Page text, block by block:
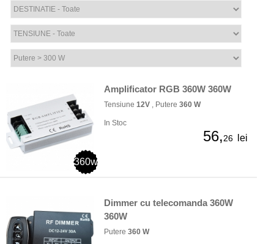
360w
Amplificator RGB 360W 360W
Tensiune 12V , Putere 360 W
In Stoc
56,26 lei
Dimmer cu telecomanda 360W
360W
Putere 360 W